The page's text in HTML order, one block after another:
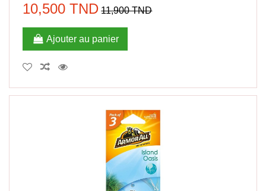
10,500 TND 11,900 TND
Ajouter au panier